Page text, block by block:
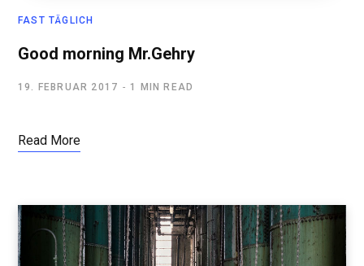
FAST TÄGLICH
Good morning Mr.Gehry
19. FEBRUAR 2017 1 MIN READ
Read More